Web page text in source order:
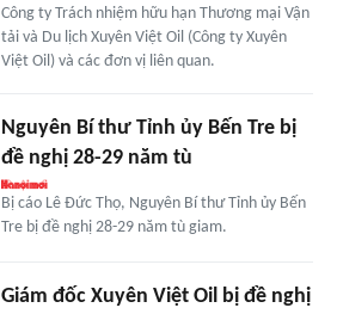
Công ty Trách nhiệm hữu hạn Thương mại Vận
tải và Du lịch Xuyên Việt Oil (Công ty Xuyên
Việt Oil) và các đơn vị liên quan.
Nguyên Bí thư Tỉnh ủy Bến Tre bị
đề nghị 28-29 năm tù
Bị cáo Lê Đức Thọ, Nguyên Bí thư Tỉnh ủy Bến
Tre bị đề nghị 28-29 năm tù giam.
Giám đốc Xuyên Việt Oil bị đề nghị